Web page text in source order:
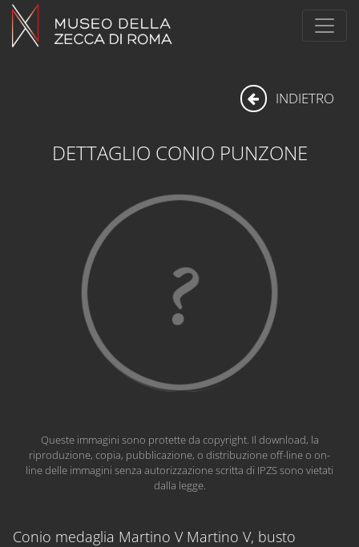
INDIETRO
DETTAGLIO CONIO PUNZONE
Queste immagini sono protette da copyright. Il download, la
riproduzione, copia, pubblicazione, o distribuzione off-line o on-
line delle immagini senza autorizzazione scritta di IPZS sono vietati
dalla legge.
Conio medaglia Martino V Martino V, busto